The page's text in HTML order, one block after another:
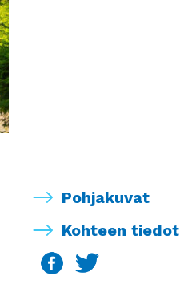
Pohjakuvat
Kohteen tiedot